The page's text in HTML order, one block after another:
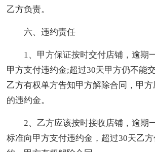
乙方负责。
六、违约责任
1、甲方保证按时交付店铺，逾期
甲方支付违约金;超过30天甲方仍不能
乙方有权单方告知甲方解除合同，甲
的违约金。
2、乙方应该按时接收店铺，逾期
标准向甲方支付违约金，超过30天乙